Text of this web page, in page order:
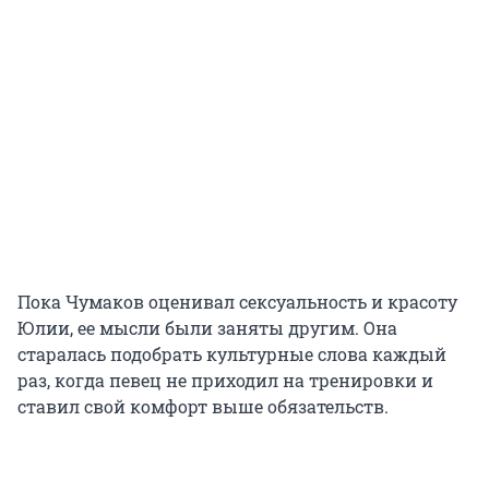
Пока Чумаков оценивал сексуальность и красоту
Юлии, ее мысли были заняты другим. Она
старалась подобрать культурные слова каждый
раз, когда певец не приходил на тренировки и
ставил свой комфорт выше обязательств.